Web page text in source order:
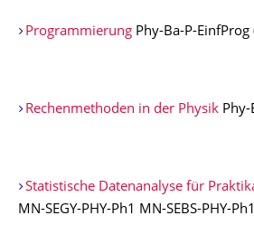
Programmierung Phy-Ba-P-EinfProg
Rechenmethoden in der Physik Phy-
Statistische Datenanalyse für
MN-SEGY-PHY-Ph1 MN-SEBS-PHY-